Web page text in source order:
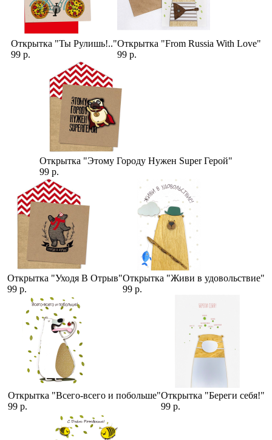
Открытка "Ты Рулишь!.."
99 р.
Открытка "From Russia With Love"
99 р.
Открытка "Этому Городу Нужен Super Герой"
99 р.
Открытка "Уходя В Отрыв"
99 р.
Открытка "Живи в удовольствие"
99 р.
Открытка "Всего-всего и побольше"
99 р.
Открытка "Береги себя!"
99 р.